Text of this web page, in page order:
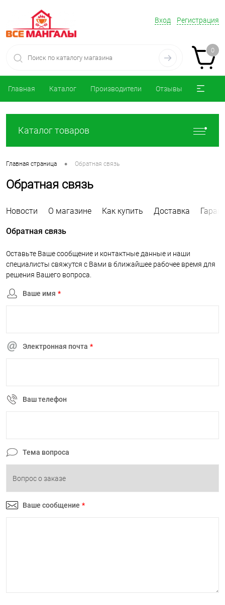
Вход Регистрация
0
Главная Каталог Производители Отзывы
Каталог товаров
Главная страница • Обратная связь
Обратная связь
Новости О магазине Как купить Доставка
Обратная связь
Оставьте Ваше сообщение и контактные данные и наши
специалисты свяжутся с Вами в ближайшее рабочее время для
решения Вашего вопроса.
Ваше имя *
Электронная почта *
Ваш телефон
Тема вопроса
Ваше сообщение *